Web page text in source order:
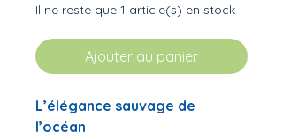
Il ne reste que 1 article(s) en stock
Ajouter au panier
L’élégance sauvage de
l’océan